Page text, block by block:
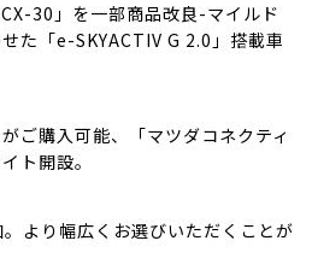
30」を一部商品改良-マイルド
た「e-SKYACTIV G 2.0」搭載車
ご購入可能、「マツダコネクティ
ト開設。
より幅広くお選びいただくことが